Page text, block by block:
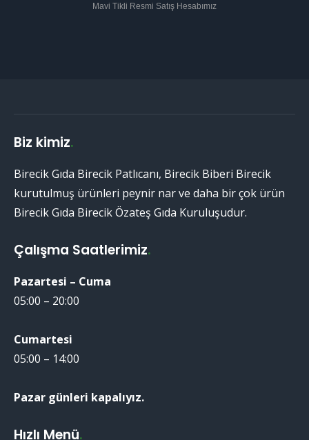
Mavi Tikli Resmi Satış Hesabımız
Biz kimiz.
Birecik Gıda Birecik Patlıcanı, Birecik Biberi Birecik
kurutulmuş ürünleri peynir nar ve daha bir çok ürün
Birecik Gıda Birecik Özateş Gıda Kuruluşudur.
Çalışma Saatlerimiz.
Pazartesi – Cuma
05:00 – 20:00
Cumartesi
05:00 – 14:00
Pazar günleri kapalıyız.
Hızlı Menü.